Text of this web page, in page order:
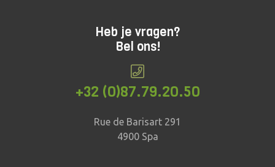
Heb je vragen?
Bel ons!
+32 (0)87.79.20.50
Rue de Barisart 291
4900 Spa